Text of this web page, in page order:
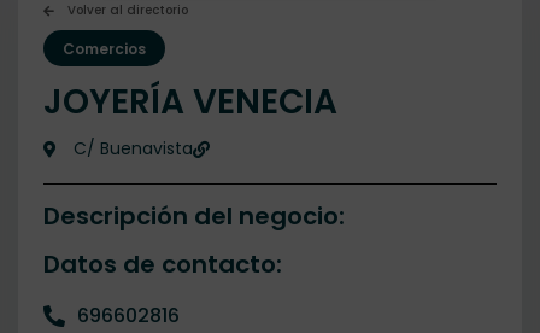
Volver al directorio
Comercios
JOYERÍA VENECIA
C/ Buenavista
Descripción del negocio:
Datos de contacto:
696602816